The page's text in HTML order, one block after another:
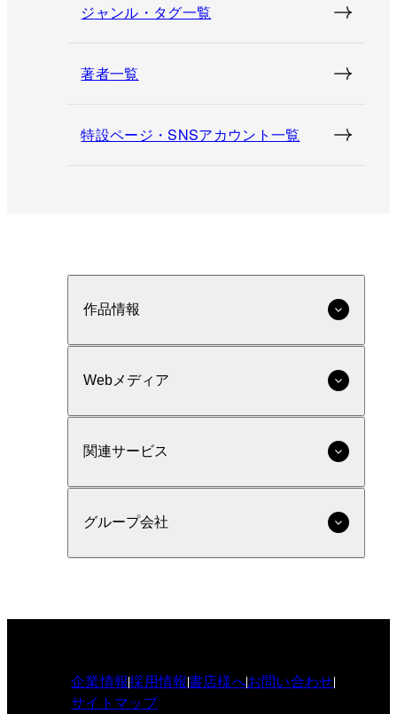
ジャンル・タグ一覧
著者一覧
特設ページ・SNSアカウント一覧
作品情報
Webメディア
関連サービス
グループ会社
企業情報採用情報書店様へお問い合わせ
サイトマップ